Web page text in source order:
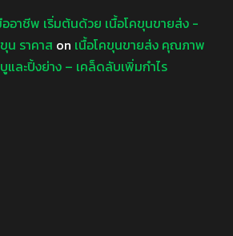
อาชีพ เริ่มต้นด้วย เนื้อโคขุนขายส่ง -
น ราคาส on เนื้อโคขุนขายส่ง คุณภาพ
ละปิ้งย่าง – เคล็ดลับเพิ่มกำไร